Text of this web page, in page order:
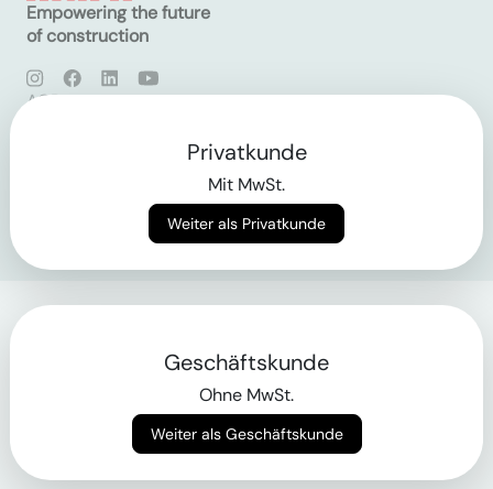
Empowering the future
of construction
AGB
Privatkunde
Mit MwSt.
Weiter als Privatkunde
Geschäftskunde
Ohne MwSt.
Weiter als Geschäftskunde